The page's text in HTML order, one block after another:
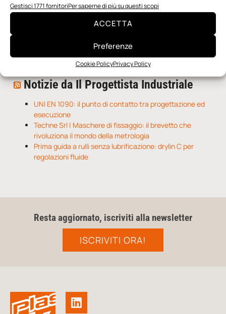
Gestisci 1771 fornitoriPer saperne di più su questi scopi
ACCETTA
Preferenze
Cookie PolicyPrivacy Policy
I nanonastri di grafene come potenziali sensori per i
con un singolo motore
Notizie da Il Progettista Industriale
UNI EN 1090: il punto di contatto tra progettazione ed
esecuzione
Techne Srl | Maschere di fissaggio: il brevetto che
rivoluziona il mondo della metrologia
Prima guida a rulli senza lubrificazione: drylin C per
regolazioni fluide
Resta aggiornato, iscriviti alla newsletter
ISCRIVITI ORA!